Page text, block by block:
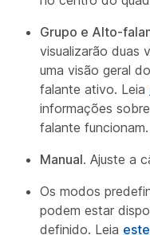
Grupo e Alto-
visualizarão duas
uma visão geral
falante ativo. Leia
informações
falante funcionam.
Manual. Ajuste a
Os modos
podem estar
definido. Leia